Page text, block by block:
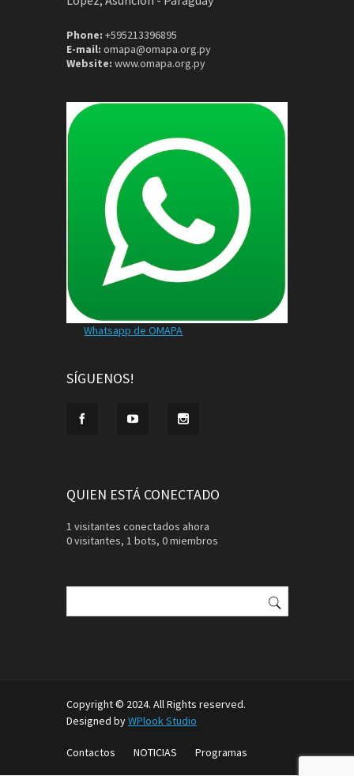
Phone: +595213396895
E-mail: omapa@omapa.org.py
Website: www.omapa.org.py
Whatsapp de OMAPA
SÍGUENOS!
QUIEN ESTÁ CONECTADO
1 visitantes conectados ahora
0 visitantes, 1 bots, 0 miembros
Buscar:
Copyright © 2024. All Rights reserved.
Designed byWPlook Studio
Contactos NOTICIAS Programas